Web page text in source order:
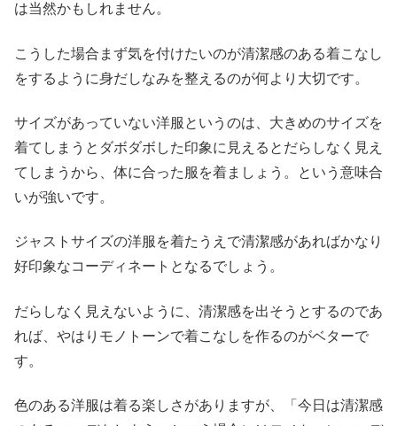
は当然かもしれません。
こうした場合まず気を付けたいのが清潔感のある着こなし
をするように身だしなみを整えるのが何より大切です。
サイズがあっていない洋服というのは、大きめのサイズを
着てしまうとダボダボした印象に見えるとだらしなく見え
てしまうから、体に合った服を着ましょう。という意味合
いが強いです。
ジャストサイズの洋服を着たうえで清潔感があればかなり
好印象なコーディネートとなるでしょう。
だらしなく見えないように、清潔感を出そうとするのであ
れば、やはりモノトーンで着こなしを作るのがベターで
す。
色のある洋服は着る楽しさがありますが、「今日は清潔感